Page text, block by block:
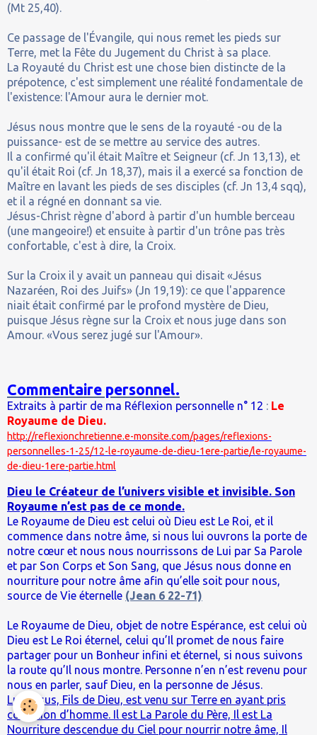
(Mt 25,40).
Ce passage de l'Évangile, qui nous remet les pieds sur
Terre, met la Fête du Jugement du Christ à sa place.
La Royauté du Christ est une chose bien distincte de la
prépotence, c'est simplement une réalité fondamentale de
l'existence: l'Amour aura le dernier mot.
Jésus nous montre que le sens de la royauté -ou de la
puissance- est de se mettre au service des autres.
Il a confirmé qu'il était Maître et Seigneur (cf. Jn 13,13), et
qu'il était Roi (cf. Jn 18,37), mais il a exercé sa fonction de
Maître en lavant les pieds de ses disciples (cf. Jn 13,4 sqq),
et il a régné en donnant sa vie.
Jésus-Christ règne d'abord à partir d'un humble berceau
(une mangeoire!) et ensuite à partir d'un trône pas très
confortable, c'est à dire, la Croix.
Sur la Croix il y avait un panneau qui disait «Jésus
Nazaréen, Roi des Juifs» (Jn 19,19): ce que l'apparence
niait était confirmé par le profond mystère de Dieu,
puisque Jésus règne sur la Croix et nous juge dans son
Amour. «Vous serez jugé sur l'Amour».
Commentaire personnel.
Extraits à partir de ma Réflexion personnelle n° 12 : Le
Royaume de Dieu.
http://reflexionchretienne.e-monsite.com/pages/reflexions-
personnelles-1-25/12-le-royaume-de-dieu-1ere-partie/le-royaume-
de-dieu-1ere-partie.html
Dieu le Créateur de l’univers visible et invisible. Son
Royaume n’est pas de ce monde.
Le Royaume de Dieu est celui où Dieu est Le Roi, et il
commence dans notre âme, si nous lui ouvrons la porte de
notre cœur et nous nous nourrissons de Lui par Sa Parole
et par Son Corps et Son Sang, que Jésus nous donne en
nourriture pour notre âme afin qu’elle soit pour nous,
source de Vie éternelle (Jean 6 22-71)
Le Royaume de Dieu, objet de notre Espérance, est celui où
Dieu est Le Roi éternel, celui qu’Il promet de nous faire
partager pour un Bonheur infini et éternel, si nous suivons
la route qu’Il nous montre. Personne n’en n’est revenu pour
nous en parler, sauf Dieu, en la personne de Jésus.
Lui, Jésus, Fils de Dieu, est venu sur Terre en ayant pris
condition d’homme. Il est La Parole du Père, Il est La
Nourriture descendue du Ciel pour nourrir notre âme, Il